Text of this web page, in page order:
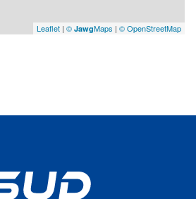
Leaflet | © JawgMaps | © OpenStreetMap